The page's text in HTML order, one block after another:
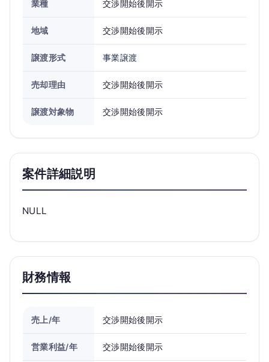
業種 交渉開始後開示
地域 交渉開始後開示
譲渡形式 事業譲渡
売却理由 交渉開始後開示
譲渡対象物 交渉開始後開示
案件詳細説明
NULL
財務情報
売上/年 交渉開始後開示
営業利益/年 交渉開始後開示